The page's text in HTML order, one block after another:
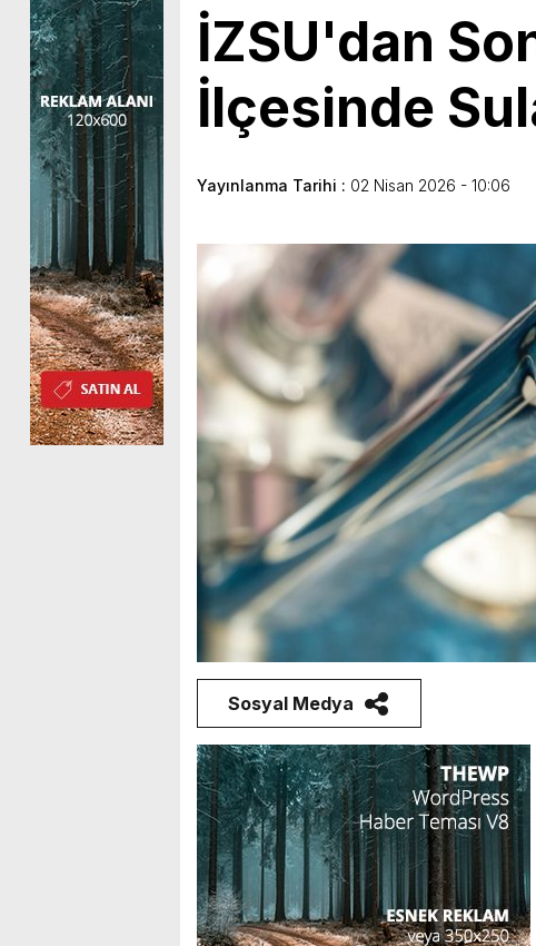
İZSU'dan
İlçesinde
Yayınlanma Tarihi : 02 Nisan 2026 - 10:06
Sosyal Medya